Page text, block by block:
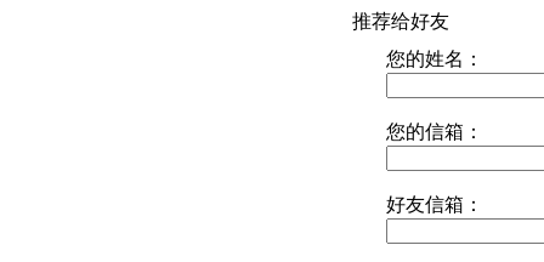
推荐给好友
您的姓名：
您的信箱：
好友信箱：